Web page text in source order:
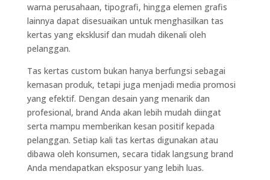
warna perusahaan, tipografi, hingga elemen grafis
lainnya dapat disesuaikan untuk menghasilkan tas
kertas yang eksklusif dan mudah dikenali oleh
pelanggan.
Tas kertas custom bukan hanya berfungsi sebagai
kemasan produk, tetapi juga menjadi media promosi
yang efektif. Dengan desain yang menarik dan
profesional, brand Anda akan lebih mudah diingat
serta mampu memberikan kesan positif kepada
pelanggan. Setiap kali tas kertas digunakan atau
dibawa oleh konsumen, secara tidak langsung brand
Anda mendapatkan eksposur yang lebih luas.